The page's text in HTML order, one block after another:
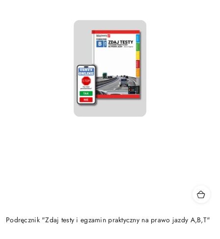
Podręcznik "Zdaj testy i egzamin praktyczny na prawo jazdy A,B,T"